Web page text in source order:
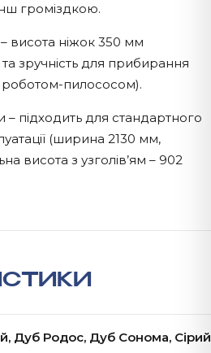
громіздкою.
висота ніжок 350 мм
та зручність для прибирання
роботом-пилососом).
– підходить для стандартного
(ширина 2130 мм,
висота з узголів’ям – 902
Дуб Родос, Дуб Сонома, Сірий